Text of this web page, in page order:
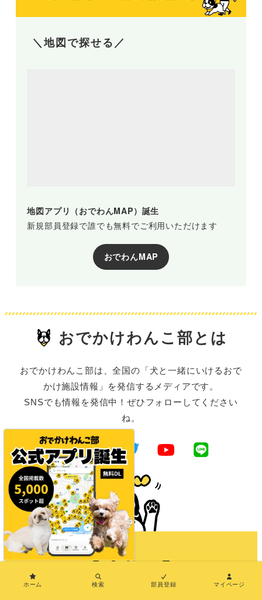
＼地図で探せる／
地図アプリ（おでわんMAP）誕生
新規部員登録で誰でも無料でご利用いただけます
おでわんMAP
おでかけわんこ部とは
おでかけわんこ部は、全国の「犬と一緒にいけるおで
かけ施設情報」を発信するメディアです。
SNSでも情報を発信中！ぜひフォローしてください
ね。
Instagram
Facebook
TwitterYouTube
LINE
ホーム 検索 部員登録 マイページ